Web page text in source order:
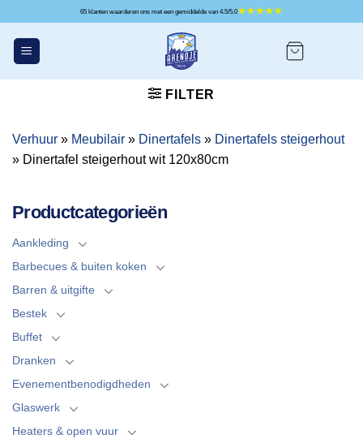
inhoud
65 klanten waarderen ons met een gemiddelde van 4.5/5.0
FILTER
Verhuur » Meubilair » Dinertafels » Dinertafels steigerhout
» Dinertafel steigerhout wit 120x80cm
Productcategorieën
Aankleding
Barbecues & buiten koken
Barren & uitgifte
Bestek
Buffet
Dranken
Evenementbenodigdheden
Glaswerk
Heaters & open vuur